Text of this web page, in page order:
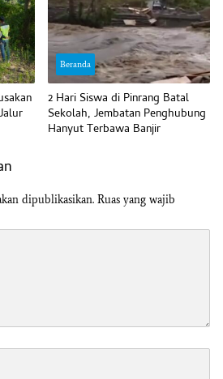
Beranda
2 Hari Siswa di Pinrang Batal
Sekolah, Jembatan Penghubung
Hanyut Terbawa Banjir
dipublikasikan. Ruas yang wajib